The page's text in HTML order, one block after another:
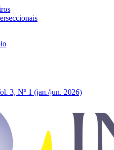
3, Nº 1 (jan./jun. 2026)